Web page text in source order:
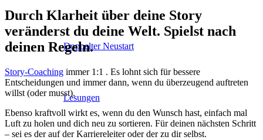
Doppelter Neustart
Lesungen
Durch Klarheit über deine Story
veränderst du deine Welt. Spielst nach
deinen Regeln.
Story-Coaching immer 1:1 . Es lohnt sich für bessere
Entscheidungen und immer dann, wenn du überzeugend auftreten
willst (oder musst).
Ebenso kraftvoll wirkt es, wenn du den Wunsch hast, einfach mal
Luft zu holen und dich neu zu sortieren. Für deinen nächsten Schritt
– sei es der auf der Karriereleiter oder der zu dir selbst.